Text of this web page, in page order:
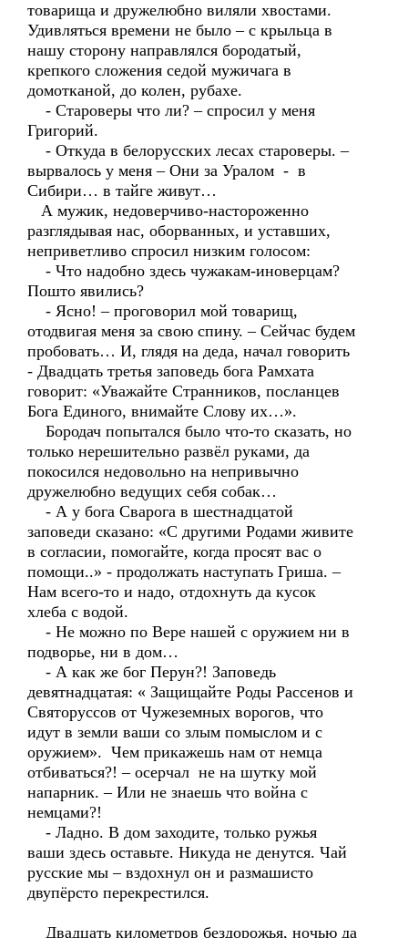
товарища и дружелюбно виляли хвостами.
Удивляться времени не было – с крыльца в
нашу сторону направлялся бородатый,
крепкого сложения седой мужичага в
домотканой, до колен, рубахе.
- Староверы что ли? – спросил у меня
Григорий.
- Откуда в белорусских лесах староверы. –
вырвалось у меня – Они за Уралом - в
Сибири… в тайге живут…
А мужик, недоверчиво-настороженно
разглядывая нас, оборванных, и уставших,
неприветливо спросил низким голосом:
- Что надобно здесь чужакам-иноверцам?
Пошто явились?
- Ясно! – проговорил мой товарищ,
отодвигая меня за свою спину. – Сейчас будем
пробовать… И, глядя на деда, начал говорить
- Двадцать третья заповедь бога Рамхата
говорит: «Уважайте Странников, посланцев
Бога Единого, внимайте Слову их…».
Бородач попытался было что-то сказать, но
только нерешительно развёл руками, да
покосился недовольно на непривычно
дружелюбно ведущих себя собак…
- А у бога Сварога в шестнадцатой
заповеди сказано: «С другими Родами живите
в согласии, помогайте, когда просят вас о
помощи..» - продолжать наступать Гриша. –
Нам всего-то и надо, отдохнуть да кусок
хлеба с водой.
- Не можно по Вере нашей с оружием ни в
подворье, ни в дом…
- А как же бог Перун?! Заповедь
девятнадцатая: « Защищайте Роды Рассенов и
Святоруссов от Чужеземных ворогов, что
идут в земли ваши со злым помыслом и с
оружием». Чем прикажешь нам от немца
отбиваться?! – осерчал не на шутку мой
напарник. – Или не знаешь что война с
немцами?!
- Ладно. В дом заходите, только ружья
ваши здесь оставьте. Никуда не денутся. Чай
русские мы – вздохнул он и размашисто
двупёрсто перекрестился.
Двадцать километров бездорожья, ночью да